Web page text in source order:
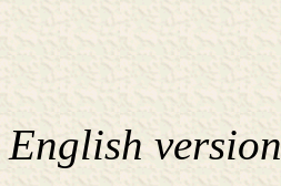
English version